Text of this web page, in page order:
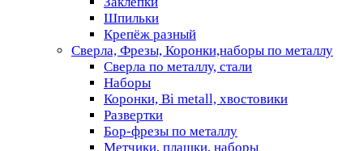
Шпильки
Крепёж разный
Сверла, Фрезы, Коронки,наборы по металлу
Сверла по металлу, стали
Наборы
Коронки, Bi metall, хвостовики
Развертки
Бор-фрезы по металлу
Метчики, плашки, наборы